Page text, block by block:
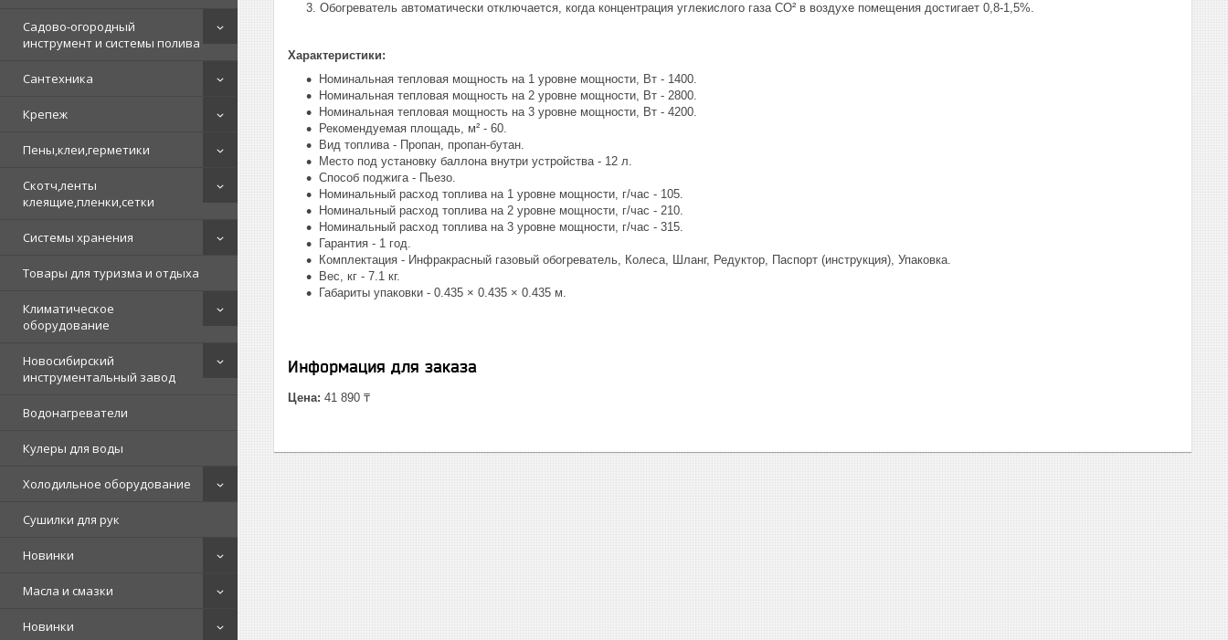
Садово-огородный
инструмент и системы полива
Сантехника
Крепеж
Пены,клеи,герметики
Скотч,ленты
клеящие,пленки,сетки
Системы хранения
Товары для туризма и отдыха
Климатическое
оборудование
Новосибирский
инструментальный завод
Водонагреватели
Кулеры для воды
Холодильное оборудование
Сушилки для рук
Новинки
Масла и смазки
Новинки
Обогреватель автоматически отключается, когда концентрация углекислого газа СО² в воздухе помещения достигает 0,8-1,5%.
Характеристики:
Номинальная тепловая мощность на 1 уровне мощности, Вт - 1400.
Номинальная тепловая мощность на 2 уровне мощности, Вт - 2800.
Номинальная тепловая мощность на 3 уровне мощности, Вт - 4200.
Рекомендуемая площадь, м² - 60.
Вид топлива - Пропан, пропан-бутан.
Место под установку баллона внутри устройства - 12 л.
Способ поджига - Пьезо.
Номинальный расход топлива на 1 уровне мощности, г/час - 105.
Номинальный расход топлива на 2 уровне мощности, г/час - 210.
Номинальный расход топлива на 3 уровне мощности, г/час - 315.
Гарантия - 1 год.
Комплектация - Инфракрасный газовый обогреватель, Колеса, Шланг, Редуктор, Паспорт (инструкция), Упаковка.
Вес, кг - 7.1 кг.
Габариты упаковки - 0.435 × 0.435 × 0.435 м.
Информация для заказа
Цена: 41 890 ₸